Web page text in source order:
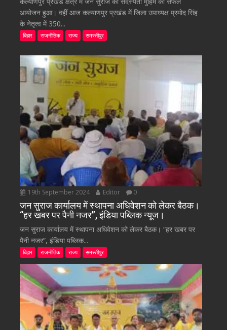
आयोजन हुआ। वहीं आज कल्याणपुर प्रखंड में जिला उपाध्यक्ष प्रमोद सिंह
के नेतृत्व में 350...
बिहार राजनीतिक राज्य समस्तीपुर
19th September 2024 Editor 0
जन सुराज कार्यालय में स्थापना अधिवेशन को लेकर बैठक।
“हर खबर पर पैनी नजर”, इंडिया पब्लिक न्यूज।
जन सुराज कार्यालय में स्थापना अधिवेशन को लेकर बैठक। “हर खबर पर
पैनी नजर”, इंडिया पब्लिक...
बिहार राजनीतिक राज्य समस्तीपुर